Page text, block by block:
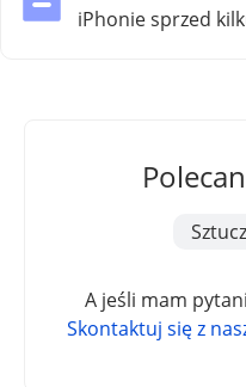
iPhonie sprzed
A jeśli mam
Skontaktuj się z